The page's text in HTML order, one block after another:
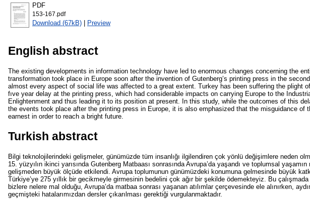
PDF
153-167.pdf
Download (67kB) | Preview
English abstract
The existing developments in information technology have led to enormous changes concerning the
transformation took place in Europe soon after the invention of Gutenberg’s printing press in the
almost every aspect of social life was affected to a great extent. Turkey has been suffering the plight
fıve year delay at the printing press, which had considerable impacts on carrying Europe to the
Enlightenment and thus leading it to its position at present. In this study, while the outcomes of this
the events took place after the printing press in Europe, it is also emphasized that the misguidance of
earnest in order to reach a bright future.
Turkish abstract
Bilgi teknolojilerindeki gelişmeler, günümüzde tüm insanlığı ilgilendiren çok yönlü değişimlere neden
15. yüzyılın ikinci yarısında Gutenberg Matbaası sonrasında Avrupa’da yaşandı ve toplumsal
gelişmeden büyük ölçüde etkilendi. Avrupa toplumunun günümüzdeki konumuna gelmesinde büyük
Türkiye’ye 275 yıllık bir gecikmeyle girmesinin bedelini çok ağır bir şekilde ödemekteyiz. Bu
bizlere nelere mal olduğu, Avrupa’da matbaa sonrası yaşanan atılımlar çerçevesinde ele alınırken,
geçmişteki hatalarımızdan dersler çıkarılması gerektiği vurgulanmaktadır.